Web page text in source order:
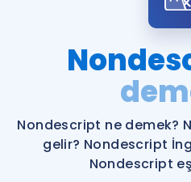
Şifremi
Katılımcı Görüşleri
Faydalı Araçlar
Ücretsiz Kaynaklar
Nondescript ne demek?
gelir? Nondescript
Nondescript